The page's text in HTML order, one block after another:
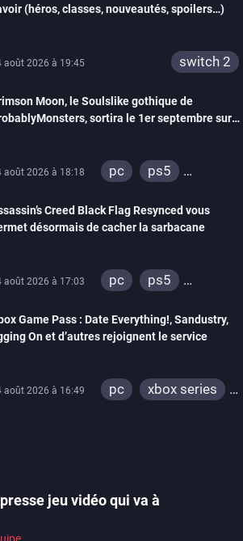
(héros, classes, nouveautés, spoilers…)
août 2026 à 19:45 switch 2
Moon, le Soulslike gothique de
sortira le 1er septembre sur
août 2026 à 18:18 pc
ps5
Creed Black Flag Resynced vous
désormais de cacher la sarbacane
août 2026 à 17:03 pc
ps5
Game Pass : Date Everything!, Sandustry,
On et d’autres rejoignent le service
août 2026 à 16:49 pc
xbox series
jeu vidéo qui va à